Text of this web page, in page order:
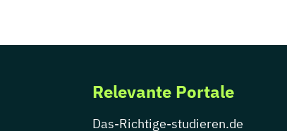
Relevante Portale
Das-Richtige-studieren.de